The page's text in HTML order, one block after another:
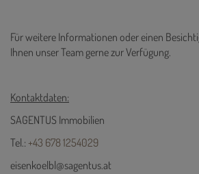
Für weitere Informationen oder einen
Ihnen unser Team gerne zur Verfügung.
Kontaktdaten:
SAGENTUS Immobilien
Tel.: +43 678 1254029
eisenkoelbl@sagentus.at